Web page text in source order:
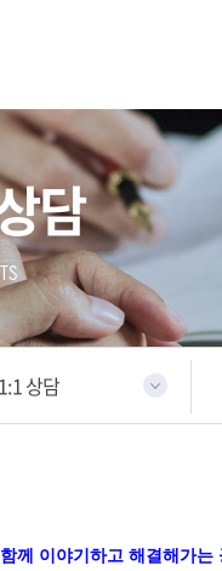
담
1:1 상담
께 이야기하고 해결해가는